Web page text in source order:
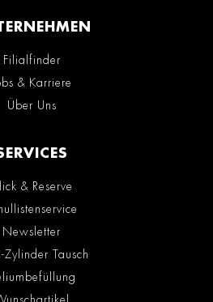
Filialfinder
& Karriere
Über Uns
& Reserve
Newsletter
Zylinder Tausch